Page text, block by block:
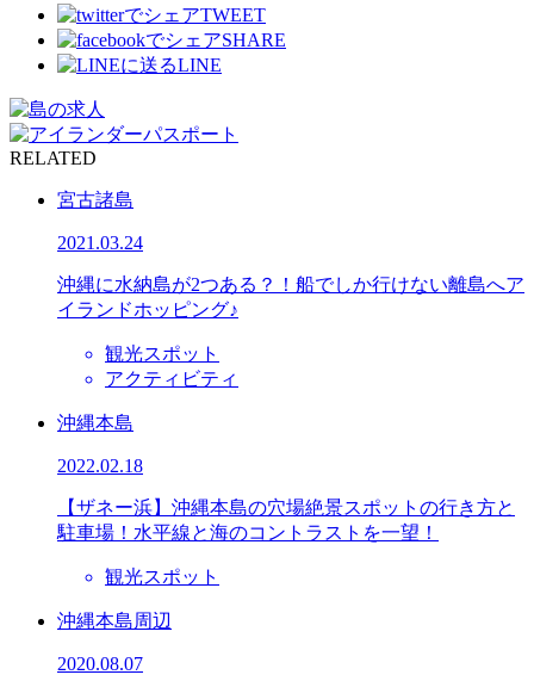
TWEET
SHARE
LINE
RELATED
宮古諸島
2021.03.24
沖縄に水納島が2つある？！船でしか行けない離島へア
イランドホッピング♪
観光スポット
アクティビティ
沖縄本島
2022.02.18
【ザネー浜】沖縄本島の穴場絶景スポットの行き方と
駐車場！水平線と海のコントラストを一望！
観光スポット
沖縄本島周辺
2020.08.07